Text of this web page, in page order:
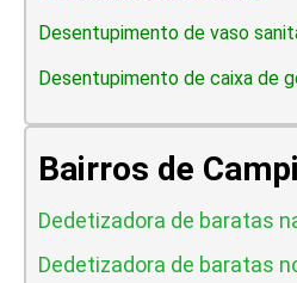
Desentupimento de vaso
Desentupimento de caixa de
Bairros de
Dedetizadora de baratas
Dedetizadora de baratas